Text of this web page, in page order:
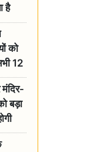
है
की
को
12
बड़ा